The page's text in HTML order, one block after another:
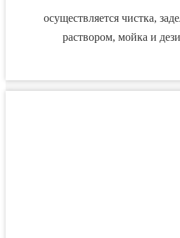
осуществляется чистка,
раствором, мойка и